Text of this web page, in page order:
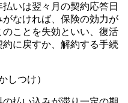
いは翌々月の契約応答日
なければ、保険の効力が
ことを失効といい、復活
に戻すか、解約する手続
しつけ）